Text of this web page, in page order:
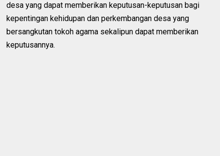
desa yang dapat memberikan keputusan-keputusan bagi
kepentingan kehidupan dan perkembangan desa yang
bersangkutan tokoh agama sekalipun dapat memberikan
keputusannya.